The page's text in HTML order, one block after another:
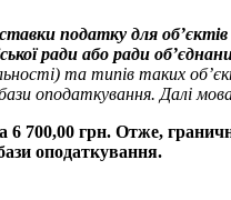
ставки податку для
ради або ради
та типів таких
оподаткування. Далі
700,00 грн. Отже,
оподаткування.